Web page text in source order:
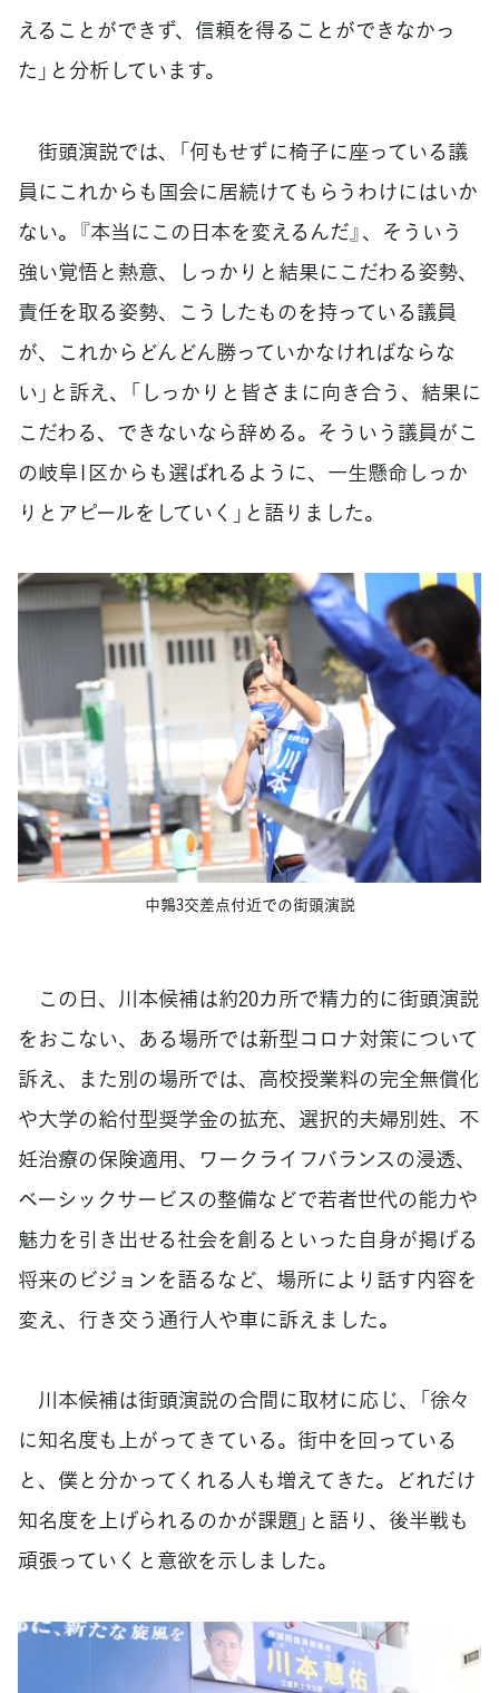
えることができず、信頼を得ることができなかっ
た」と分析しています。
街頭演説では、「何もせずに椅子に座っている議
員にこれからも国会に居続けてもらうわけにはいか
ない。『本当にこの日本を変えるんだ』、そういう
強い覚悟と熱意、しっかりと結果にこだわる姿勢、
責任を取る姿勢、こうしたものを持っている議員
が、これからどんどん勝っていかなければならな
い」と訴え、「しっかりと皆さまに向き合う、結果に
こだわる、できないなら辞める。そういう議員がこ
の岐阜1区からも選ばれるように、一生懸命しっか
りとアピールをしていく」と語りました。
中鶉3交差点付近での街頭演説
この日、川本候補は約20カ所で精力的に街頭演説
をおこない、ある場所では新型コロナ対策について
訴え、また別の場所では、高校授業料の完全無償化
や大学の給付型奨学金の拡充、選択的夫婦別姓、不
妊治療の保険適用、ワークライフバランスの浸透、
ベーシックサービスの整備などで若者世代の能力や
魅力を引き出せる社会を創るといった自身が掲げる
将来のビジョンを語るなど、場所により話す内容を
変え、行き交う通行人や車に訴えました。
川本候補は街頭演説の合間に取材に応じ、「徐々
に知名度も上がってきている。街中を回っている
と、僕と分かってくれる人も増えてきた。どれだけ
知名度を上げられるのかが課題」と語り、後半戦も
頑張っていくと意欲を示しました。